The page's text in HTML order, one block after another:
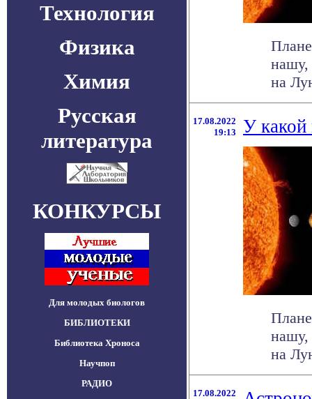
Технология
Физика
Химия
Русская
литература
КОНКУРСЫ
Для молодых биологов
БИБЛИОТЕКИ
Библиотека Хроноса
Научпоп
РАДИО
нашу,
на
17.08.2022
19:13
У какой
нашу,
на
17.08.2022